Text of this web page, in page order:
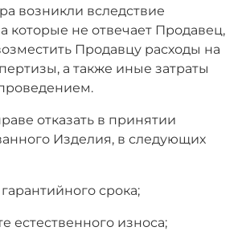
возникли вследствие
которые не отвечает Продавец,
Продавцу расходы на
а также иные затраты
отказать в принятии
Изделия, в следующих
срока;
износа;